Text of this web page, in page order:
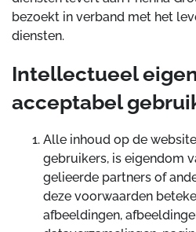
bezoekt in verband met het
diensten.
Intellectueel
acceptabel
Alle inhoud op de
gebruikers, is eigendom
gelieerde partners of
deze voorwaarden
afbeeldingen,